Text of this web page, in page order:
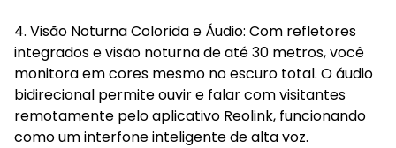
4. Visão Noturna Colorida e Áudio: Com refletores
integrados e visão noturna de até 30 metros, você
monitora em cores mesmo no escuro total. O áudio
bidirecional permite ouvir e falar com visitantes
remotamente pelo aplicativo Reolink, funcionando
como um interfone inteligente de alta voz.